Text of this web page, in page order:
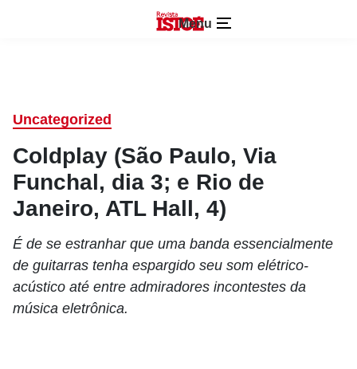
Menu
Uncategorized
Coldplay (São Paulo, Via
Funchal, dia 3; e Rio de
Janeiro, ATL Hall, 4)
É de se estranhar que uma banda essencialmente
de guitarras tenha espargido seu som elétrico-
acústico até entre admiradores incontestes da
música eletrônica.